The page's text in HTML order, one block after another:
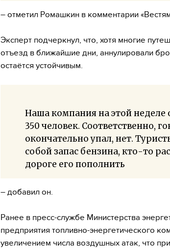
– отметил Ромашкин в комментарии
Эксперт подчеркнул, что, хотя многие
отъезд в ближайшие дни, аннулировали
остаётся устойчивым.
Наша компания на этой
350 человек. Соответственно,
окончательно упал, нет.
собой запас бензина, кто-то
дороге его пополнить
– добавил он.
Ранее в пресс-службе Министерства
предприятия топливно-энергетического
увеличением числа воздушных атак, что